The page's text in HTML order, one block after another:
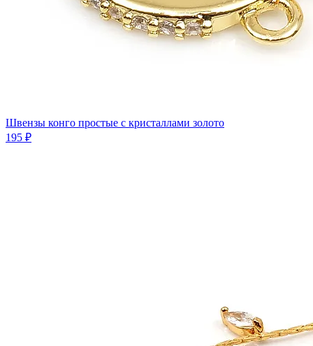
Швензы конго простые с кристаллами золото
195 ₽